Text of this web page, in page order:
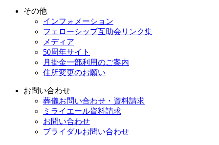
その他
インフォメーション
フェローシップ互助会リンク集
メディア
50周年サイト
⽉掛⾦⼀部利⽤のご案内
住所変更のお願い
お問い合わせ
葬儀お問い合わせ・資料請求
ミライエール資料請求
お問い合わせ
ブライダルお問い合わせ